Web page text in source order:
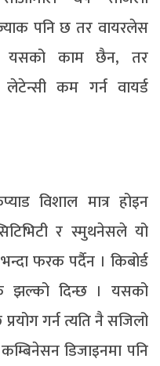
पनि छ तर वायरलेस
यसको काम छैन, तर
कम गर्न वायर्ड
विशाल मात्र होइन
र स्मुथनेसले यो
फरक पर्दैन । किबोर्ड
झल्को दिन्छ । यसको
गर्न त्यति नै सजिलो
डिजाइनमा पनि